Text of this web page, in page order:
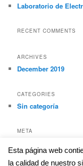
h
Laboratorio de
RECENT COMMENTS
ARCHIVES
December 2019
CATEGORIES
Sin categoría
META
Entries feed
Comments feed
Esta página web
la calidad de nuestro